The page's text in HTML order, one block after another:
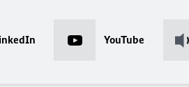
YouTube